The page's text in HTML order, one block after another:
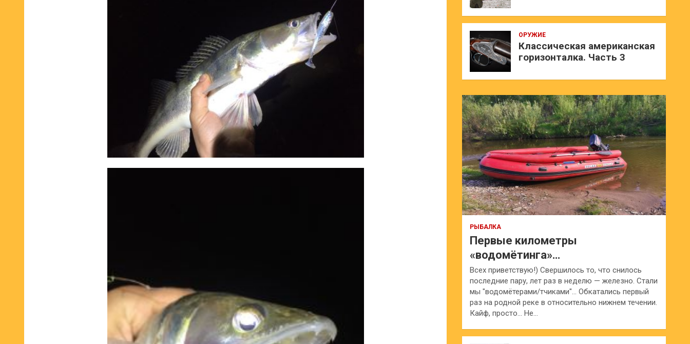
ОРУЖИЕ
Классическая американская
горизонталка. Часть 3
РЫБАЛКА
Первые километры
«водомётинга»…
Всех приветствую!) Свершилось то, что снилось
последние пару, лет раз в неделю — железно. Стали
мы "водомётерами/тчиками"… Обкатались первый
раз на родной реке в относительно нижнем течении.
Кайф, просто… Не…